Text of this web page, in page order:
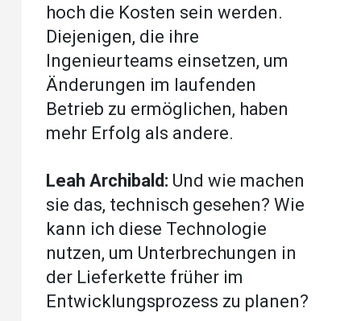
hoch die Kosten sein werden.
Diejenigen, die ihre
Ingenieurteams einsetzen, um
Änderungen im laufenden
Betrieb zu ermöglichen, haben
mehr Erfolg als andere.
Leah Archibald: Und wie machen
sie das, technisch gesehen? Wie
kann ich diese Technologie
nutzen, um Unterbrechungen in
der Lieferkette früher im
Entwicklungsprozess zu planen?